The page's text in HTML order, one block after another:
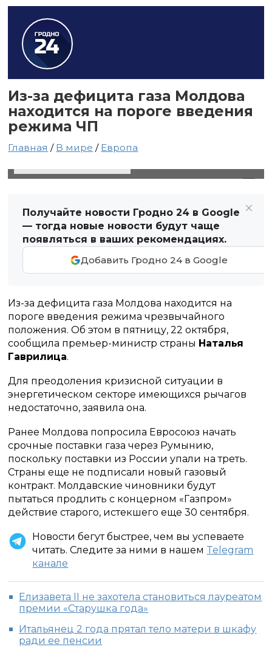
Из-за дефицита газа Молдова
находится на пороге введения
режима ЧП
Главная / В мире / Европа
Получайте новости Гродно 24 в Google
— тогда новые новости будут чаще
появляться в ваших рекомендациях.
Добавить Гродно 24 в Google
Из-за дефицита газа Молдова находится на
пороге введения режима чрезвычайного
положения. Об этом в пятницу, 22 октября,
сообщила премьер-министр страны Наталья
Гаврилица.
Для преодоления кризисной ситуации в
энергетическом секторе имеющихся рычагов
недостаточно, заявила она.
Ранее Молдова попросила Евросоюз начать
срочные поставки газа через Румынию,
поскольку поставки из России упали на треть.
Страны еще не подписали новый газовый
контракт. Молдавские чиновники будут
пытаться продлить с концерном «Газпром»
действие старого, истекшего еще 30 сентября.
Новости бегут быстрее, чем вы успеваете
читать. Следите за ними в нашем Telegram
канале
Елизавета II не захотела становиться лауреатом
премии «Старушка года»
Итальянец 2 года прятал тело матери в шкафу
ради ее пенсии